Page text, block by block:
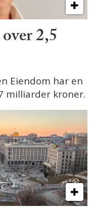
2,5
Eiendom har en
milliarder kroner.